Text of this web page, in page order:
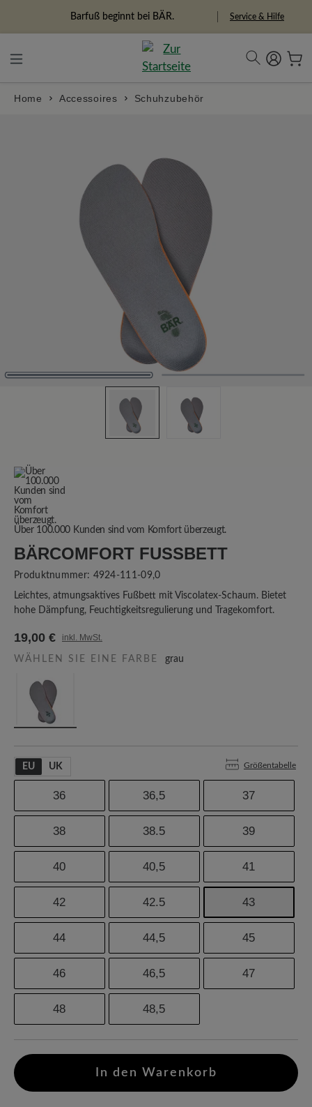
Freiheitspioniere Service & Hilfe
Home Accessoires Schuhzubehör
Über 100.000 Kunden sind vom Komfort überzeugt.
BÄRCOMFORT FUSSBETT
Produktnummer: 4924-111-09,0
Leichtes, atmungsaktives Fußbett mit Viscolatex-Schaum. Bietet
hohe Dämpfung, Feuchtigkeitsregulierung und Tragekomfort.
19,00 € inkl. MwSt.
WÄHLEN SIE EINE FARBE grau
EU UK Größentabelle
36 36,5 37
38 38.5 39
40 40,5 41
42 42.5 43
44 44,5 45
46 46,5 47
48 48,5
In den Warenkorb